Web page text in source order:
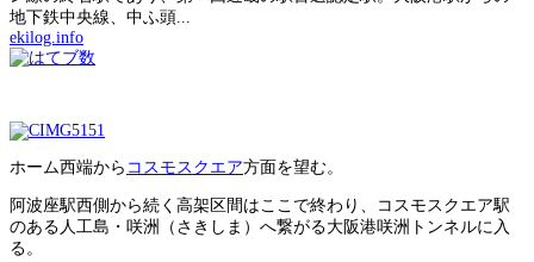
地下鉄中央線、中ふ頭...
ekilog.info
ホーム西端から コスモスクエア方面を望む。
阿波座駅西側から続く高架区間はここで終わり、コスモスクエア駅
のある人工島・咲洲（さきしま）へ繋がる大阪港咲洲トンネルに入
る。